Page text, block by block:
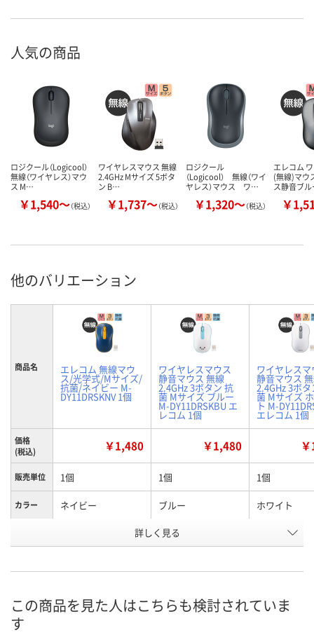
人気の商品
ロジクール（Logicool）
無線（ワイヤレス）マウ
ス M…
￥1,540～（税込）
ワイヤレスマウス 無線
2.4GHz Mサイズ 5ボタ
ン B…
￥1,737～（税込）
ロジクール
（Logicool） 無線（ワイ
ヤレス）マウス ワ…
￥1,320～（税込）
エレコム
(無線)マウ
ス静音ブ
￥
他のバリエーション
商品名 エレコム 無線マウ
ス/光学式/Mサイズ/
抗菌/ネイビー M-
DY11DRSKNV 1個
ワイヤレスマウス
静音マウス 無線
2.4GHz 3ボタン 抗
菌 Mサイズ ブルー
M-DY11DRSKBU エ
レコム 1個
ワイヤレスマ
静音マウス
2.4GHz 3ボタ
菌 Mサイズ
ト M-
エレコム 1個
価格
(税込)
￥1,480 ￥1,480
販売単位 1個 1個 1個
カラー ネイビー ブルー ホワイト
AA23270 AA23268
8月11日（火）
詳しく見る
この商品を見た人はこちらも検討されていま
す